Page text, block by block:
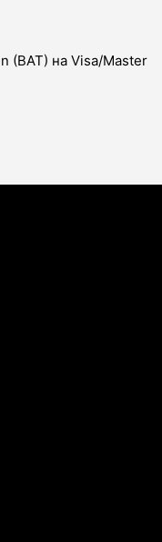
(BAT) на Visa/Master